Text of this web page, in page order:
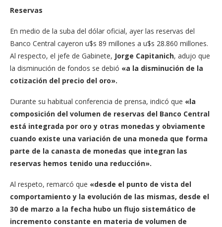
Reservas
En medio de la suba del dólar oficial, ayer las reservas del
Banco Central cayeron u$s 89 millones a u$s 28.860 millones.
Al respecto, el jefe de Gabinete, Jorge Capitanich, adujo que
la disminución de fondos se debió «a la disminución de la
cotización del precio del oro».
Durante su habitual conferencia de prensa, indicó que «la
composición del volumen de reservas del Banco Central
está integrada por oro y otras monedas y obviamente
cuando existe una variación de una moneda que forma
parte de la canasta de monedas que integran las
reservas hemos tenido una reducción».
Al respeto, remarcó que «desde el punto de vista del
comportamiento y la evolución de las mismas, desde el
30 de marzo a la fecha hubo un flujo sistemático de
incremento constante en materia de volumen de